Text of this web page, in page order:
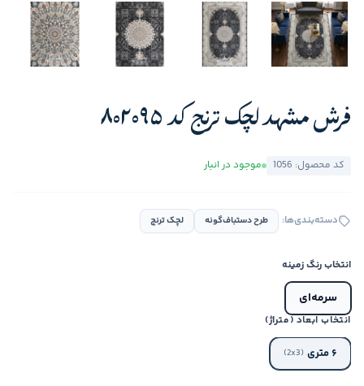
فرش مشهد لچک ترنج کد 802095
کد محصول: 1056 موجود در انبار
دسته‌بندی‌ها: طرح دستباف‌گونه لچک ترنج
انتخاب رنگ زمینه
سرمه‌ای
انتخاب ابعاد (متراژ)
۶ متری (2x3)